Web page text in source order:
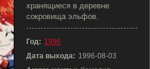
хранящиеся в деревне
сокровища эльфов.
Год: 1996
Дата выхода: 1996-08-03